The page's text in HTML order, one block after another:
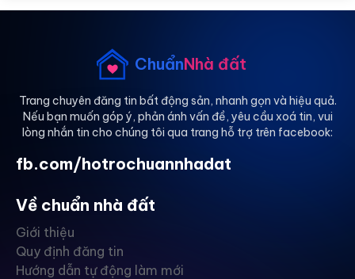
ChuẩnNhà đất
Trang chuyên đăng tin bất động sản, nhanh gọn và hiệu quả.
Nếu bạn muốn góp ý, phản ánh vấn đề, yêu cầu xoá tin, vui
lòng nhắn tin cho chúng tôi qua trang hỗ trợ trên facebook:
fb.com/hotrochuannhadat
Về chuẩn nhà đất
Giới thiệu
Quy định đăng tin
Hướng dẫn tự động làm mới